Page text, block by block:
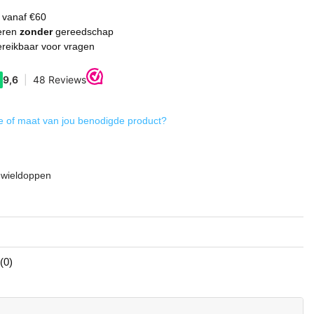
€60
zondergereedschap
voor vragen
of maat van jou benodigde product?